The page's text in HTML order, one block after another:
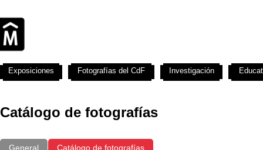
Catálogo de fotografías
General Catálogo de fotografías
Exposiciones Fotografías del CdF Investigación